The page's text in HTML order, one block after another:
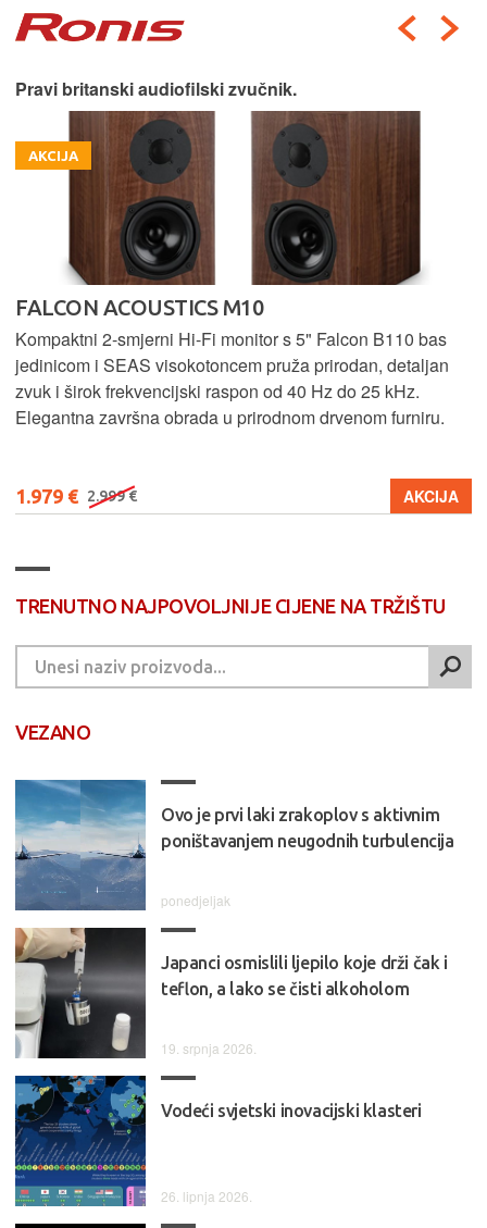
Pravi britanski audiofilski zvučnik.
AKCIJA
FALCON ACOUSTICS M10
Kompaktni 2-smjerni Hi-Fi monitor s 5" Falcon B110 bas
jedinicom i SEAS visokotoncem pruža prirodan, detaljan
zvuk i širok frekvencijski raspon od 40 Hz do 25 kHz.
Elegantna završna obrada u prirodnom drvenom furniru.
1.979 € 2.999 € AKCIJA
TRENUTNO NAJPOVOLJNIJE CIJENE NA TRŽIŠTU
VEZANO
Ovo je prvi laki zrakoplov s aktivnim
poništavanjem neugodnih turbulencija
ponedjeljak
Japanci osmislili ljepilo koje drži čak i
teflon, a lako se čisti alkoholom
19. srpnja 2026.
Vodeći svjetski inovacijski klasteri
26. lipnja 2026.